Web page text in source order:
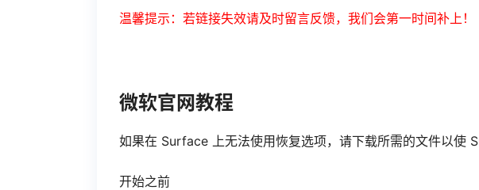
温馨提示：若链接失效请及时留言反馈，我们会第一时间补上！
微软官网教程
如果在 Surface 上无法使用恢复选项，请下载所需的文件以使
开始之前